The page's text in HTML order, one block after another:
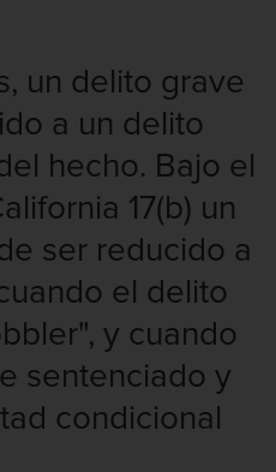
un delito grave
a un delito
hecho. Bajo el
17(b) un
ser reducido a
el delito
y cuando
sentenciado y
condicional